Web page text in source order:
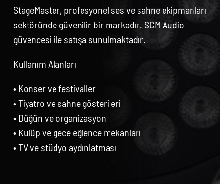
StageMaster, profesyonel ses ve sahne ekipmanları
sektöründe güvenilir bir markadır. SCM Audio
güvencesi ile satışa sunulmaktadır.
Kullanım Alanları
• Konser ve festivaller
• Tiyatro ve sahne gösterileri
• Düğün ve organizasyon
• Kulüp ve gece eğlence mekanları
• TV ve stüdyo aydınlatması